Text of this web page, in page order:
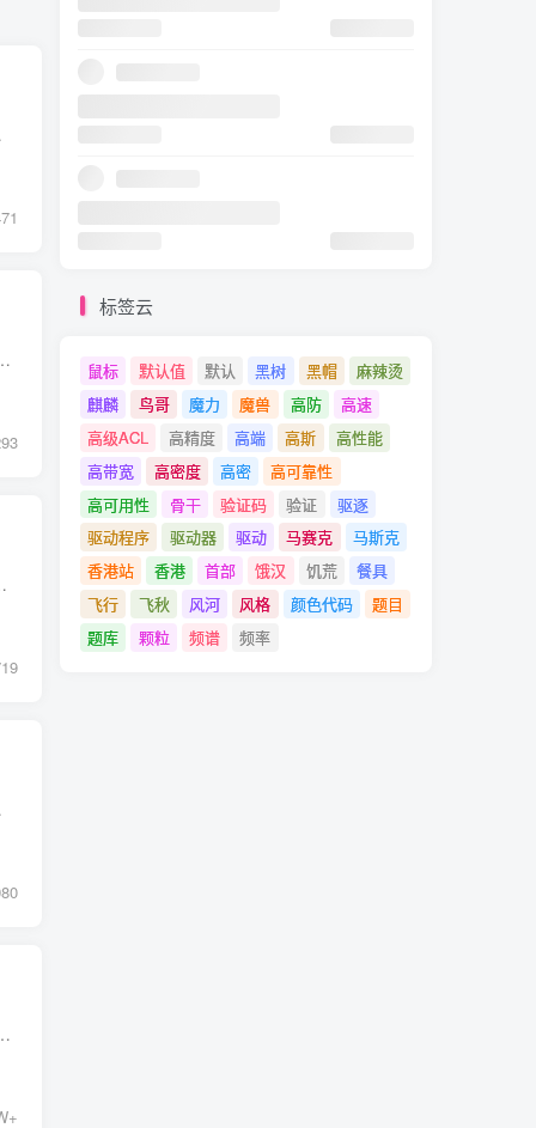
这些丰富的影...
剧，你都可以在上面看到。奈飞/Netflix里面包括的影视资源相当的丰富，并且观...
方都不能看到的优秀的视频资源，Netflix目前是...
源，订阅支付...
习才可以通过考核的，那我们在哪里可以学习到这些专业相关的知识呢？粉笔网就...
标签云
鼠标 默认值 默认 黑树 黑帽
麻辣烫
麒麟
鸟哥 魔力 魔兽 高防
高速
高级ACL
高精度 高端 高斯
高性能
高带宽
高密度 高密
高可靠性
高可用性
骨干 验证码 验证
驱逐
驱动程序
驱动器 驱动 马赛克
马斯克
香港站
香港 首部 饿汉 饥荒
餐具
飞行
飞秋 风河 风格 颜色代码
题目
题库
颗粒 频谱 频率